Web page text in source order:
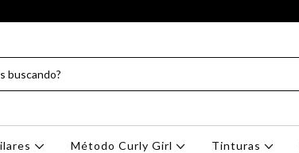
Método Curly Girl Tinturas